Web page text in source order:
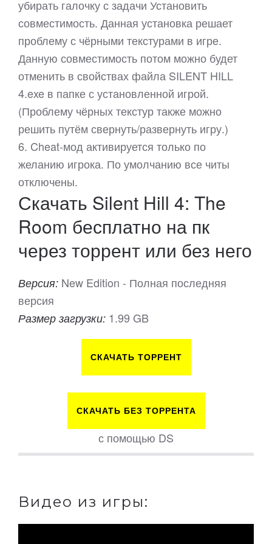
убирать галочку с задачи Установить
совместимость. Данная установка решает
проблему с чёрными текстурами в игре.
Данную совместимость потом можно будет
отменить в свойствах файла SILENT HILL
4.exe в папке с установленной игрой.
(Проблему чёрных текстур также можно
решить путём свернуть/развернуть игру.)
6. Cheat-мод активируется только по
желанию игрока. По умолчанию все читы
отключены.
Скачать Silent Hill 4: The
Room бесплатно на пк
через торрент или без него
Версия: New Edition - Полная последняя
версия
Размер загрузки: 1.99 GB
СКАЧАТЬ ТОРРЕНТ
СКАЧАТЬ БЕЗ ТОРРЕНТА
с помощью DS
Видео из игры: